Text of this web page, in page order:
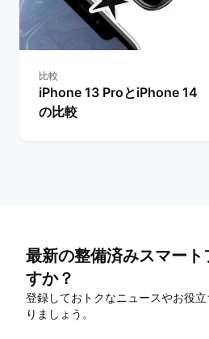
比較
iPhone 13 ProとiPhone 14
の比較
最新の整備済みスマー
すか？
登録しておトクなニュースやお役
りましょう。